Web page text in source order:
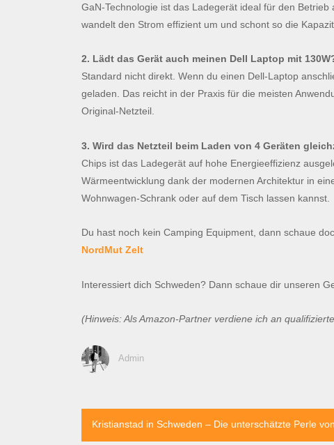
GaN-Technologie ist das Ladegerät ideal für den
wandelt den Strom effizient um und schont so die
2. Lädt das Gerät auch meinen Dell Laptop mit
Standard nicht direkt. Wenn du einen Dell-Laptop
geladen. Das reicht in der Praxis für die meisten
Original-Netzteil.
3. Wird das Netzteil beim Laden von 4 Geräten
Chips ist das Ladegerät auf hohe Energieeffizienz
Wärmeentwicklung dank der modernen Architektur in
Wohnwagen-Schrank oder auf dem Tisch lassen kannst.
Du hast noch kein Camping Equipment, dann schaue
NordMut Zelt
Interessiert dich Schweden? Dann schaue dir unseren
(Hinweis: Als Amazon-Partner verdiene ich an
Admin
Beitragsnavigation
Kristianstad in Schweden – Die unterschätzte Perle